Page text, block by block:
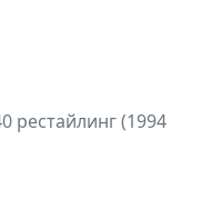
рестайлинг (1994